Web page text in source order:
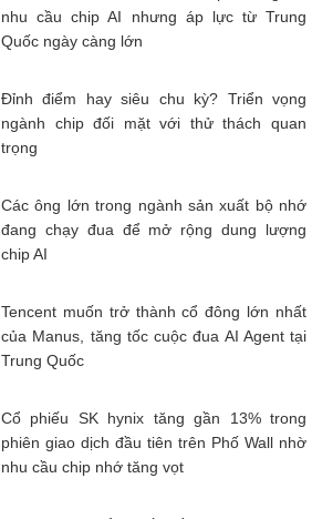
nhu cầu chip AI nhưng áp lực từ Trung
Quốc ngày càng lớn
Đỉnh điểm hay siêu chu kỳ? Triển vọng
ngành chip đối mặt với thử thách quan
trọng
Các ông lớn trong ngành sản xuất bộ nhớ
đang chạy đua để mở rộng dung lượng
chip AI
Tencent muốn trở thành cổ đông lớn nhất
của Manus, tăng tốc cuộc đua AI Agent tại
Trung Quốc
Cổ phiếu SK hynix tăng gần 13% trong
phiên giao dịch đầu tiên trên Phố Wall nhờ
nhu cầu chip nhớ tăng vọt